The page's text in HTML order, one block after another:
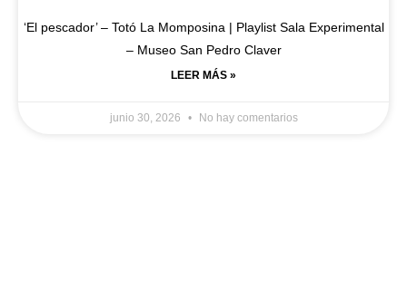
‘El pescador’ – Totó La Momposina | Playlist Sala Experimental
– Museo San Pedro Claver
LEER MÁS »
junio 30, 2026 No hay comentarios